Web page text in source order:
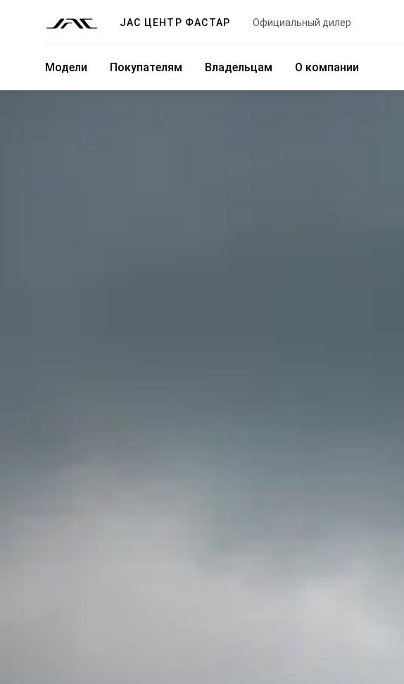
JAC ЦЕНТР ФАСТАР Официальный дилер
Модели Покупателям Владельцам О компании